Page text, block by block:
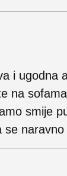
i ugodna
na
smije
se naravno